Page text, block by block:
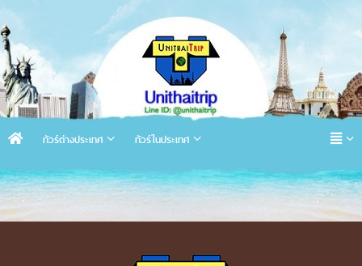
ทัวร์ต่างประเทศ ทัวร์ในประเทศ